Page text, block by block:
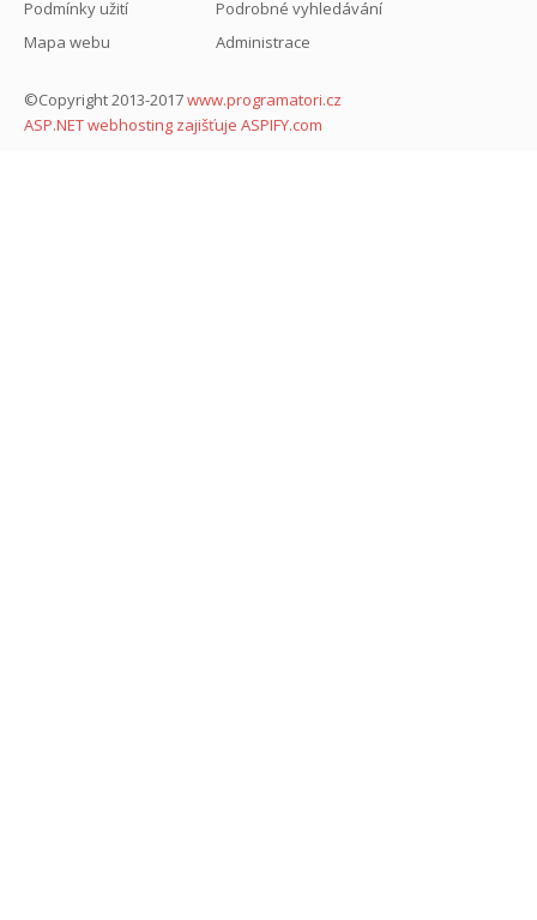
Podmínky užití
Mapa webu
©Copyright 2013-2017www.programatori.cz
ASP.NET webhosting zajišťuje ASPIFY.com
Podrobné vyhledávání
Administrace